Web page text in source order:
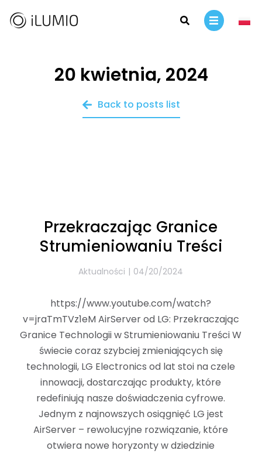
20 kwietnia, 2024
Back to posts list
Przekraczając Granice
Strumieniowaniu Treści
Aktualności 04/20/2024
https://www.youtube.com/watch?
v=jraTmTVz1eM AirServer od LG: Przekraczając
Granice Technologii w Strumieniowaniu Treści W
świecie coraz szybciej zmieniających się
technologii, LG Electronics od lat stoi na czele
innowacji, dostarczając produkty, które
redefiniują nasze doświadczenia cyfrowe.
Jednym z najnowszych osiągnięć LG jest
AirServer – rewolucyjne rozwiązanie, które
otwiera nowe horyzonty w dziedzinie